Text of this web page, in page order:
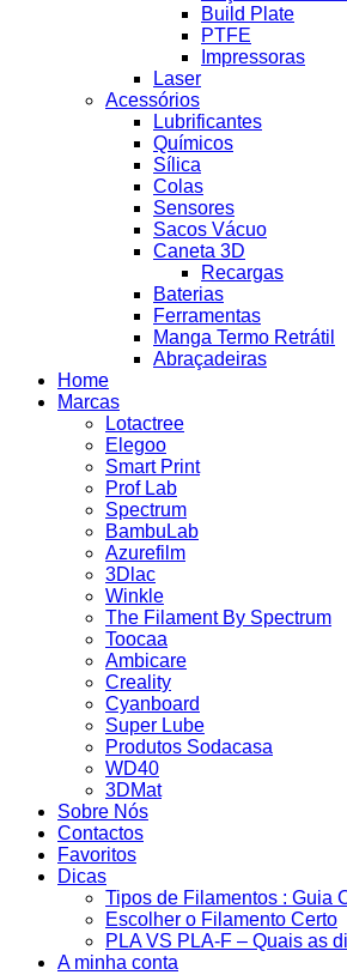
Build Plate
PTFE
Impressoras
Laser
Acessórios
Lubrificantes
Químicos
Sílica
Colas
Sensores
Sacos Vácuo
Caneta 3D
Recargas
Baterias
Ferramentas
Manga Termo Retrátil
Abraçadeiras
Home
Marcas
Lotactree
Elegoo
Smart Print
Prof Lab
Spectrum
BambuLab
Azurefilm
3Dlac
Winkle
The Filament By Spectrum
Toocaa
Ambicare
Creality
Cyanboard
Super Lube
Produtos Sodacasa
WD40
3DMat
Sobre Nós
Contactos
Favoritos
Dicas
Tipos de Filamentos : Guia
Escolher o Filamento Certo
PLA VS PLA-F – Quais as
A minha conta